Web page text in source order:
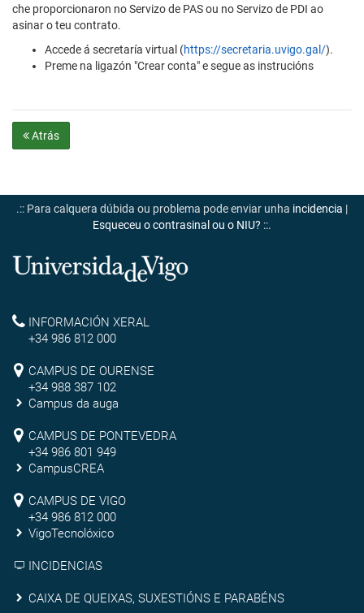
che proporcionaron no Servizo de PAS ou no Servizo de PDI ao
asinar o teu contrato.
Accede á secretaría virtual (https://secretaria.uvigo.gal/).
Preme na ligazón "Crear conta" e segue as instrucións
Atrás
.:: Para calquera dúbida ou problema pode enviar unha incidencia |
Esqueceu o contrasinal ou o NIU? ::.
Universidade
Vigo
Reitoría
INFORMACIÓN XERAL
+34 986 812 000
Campus
de
Ourense
CAMPUS DE OURENSE
+34 988 387 102
Campus da auga
Campus
de
Pontevedra
CAMPUS DE PONTEVEDRA
+34 986 801 949
CampusCREA
Campus
de
Vigo
CAMPUS DE VIGO
+34 986 812 000
VigoTecnolóxico
INCIDENCIAS
Caixa
CAIXA DE QUEIXAS, SUXESTIÓNS E PARABÉNS